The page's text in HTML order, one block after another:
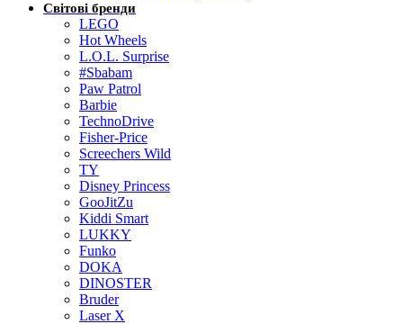
Світові бренди
LEGO
Hot Wheels
L.O.L. Surprise
#Sbabam
Paw Patrol
Barbie
TechnoDrive
Fisher-Price
Screechers Wild
TY
Disney Princess
GooJitZu
Kiddi Smart
LUKKY
Funko
DOKA
DINOSTER
Bruder
Laser X